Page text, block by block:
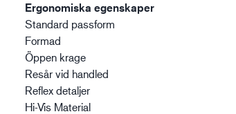
Ergonomiska egenskaper
Standard passform
Formad
Öppen krage
Resår vid handled
Reflex detaljer
Hi-Vis Material